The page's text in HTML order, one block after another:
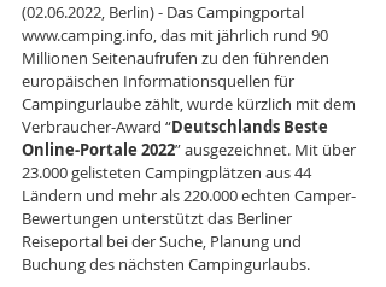
(02.06.2022, Berlin) - Das Campingportal
www.camping.info, das mit jährlich rund 90
Millionen Seitenaufrufen zu den führenden
europäischen Informationsquellen für
Campingurlaube zählt, wurde kürzlich mit dem
Verbraucher-Award “Deutschlands Beste
Online-Portale 2022” ausgezeichnet. Mit über
23.000 gelisteten Campingplätzen aus 44
Ländern und mehr als 220.000 echten Camper-
Bewertungen unterstützt das Berliner
Reiseportal bei der Suche, Planung und
Buchung des nächsten Campingurlaubs.